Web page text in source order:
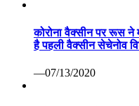
कोरोना वैक्सीन पर रूस ने
है पहली वैक्सीन सेचेनोव
—07/13/2020